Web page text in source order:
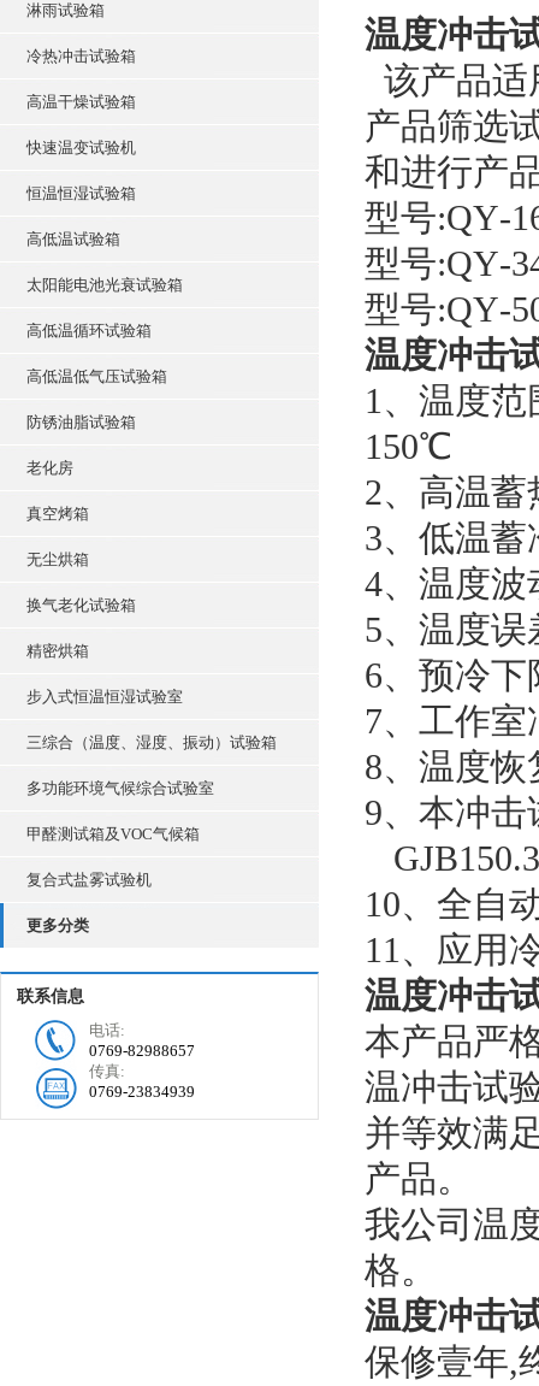
淋雨试验箱
冷热冲击试验箱
高温干燥试验箱
快速温变试验机
恒温恒湿试验箱
高低温试验箱
太阳能电池光衰试验箱
高低温循环试验箱
高低温低气压试验箱
防锈油脂试验箱
老化房
真空烤箱
无尘烘箱
换气老化试验箱
精密烘箱
步入式恒温恒湿试验室
三综合（温度、湿度、振动）试验箱
多功能环境气候综合试验室
甲醛测试箱及VOC气候箱
复合式盐雾试验机
更多分类
联系信息
电话:
0769-82988657
传真:
0769-23834939
温度冲击
该产品适
产品筛选
和进行产
型号:QY-
型号:QY-
型号:QY-
温度冲击
1、温度
150℃
2、高温
3、低温
4、温度
5、温度
6、预冷
7、工作
8、温度恢
9、本冲
10、全自
11、应用
温度冲击
本产品严
温冲击试
并等效满
产品。
我公司温
格。
温度冲击
保修壹年,